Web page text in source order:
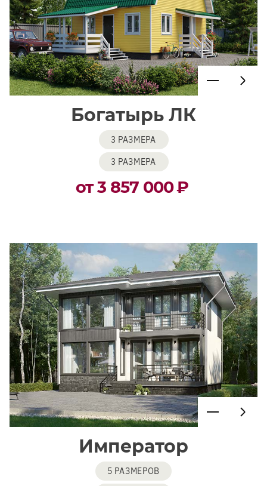
Богатырь ЛК
3 РАЗМЕРА
3 РАЗМЕРА
от 3 857 000₽
Император
5 РАЗМЕРОВ